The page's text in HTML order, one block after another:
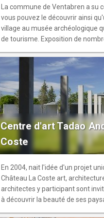
La commune de Ventabren a su
vous pouvez le découvrir ainsi
village au musée archéologique
de tourisme. Exposition de
Roquefavour, quelques vestiges
Jeanne, quelques fragments de
Saint-Honorat. Surface de
Surface de l'exposition
Centre d'art Tadao
Coste
En 2004, nait l'idée d'un projet
Château La Coste art,
architectes y participant sont
à découvrir la beauté de ses